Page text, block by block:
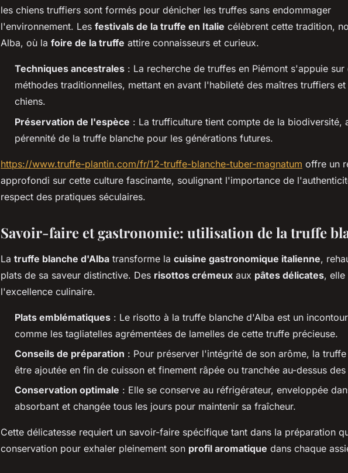
les chiens truffiers sont formés pour dénicher les truffes sans endommager
l'environnement. Les festivals de la truffe en Italie célèbrent cette tradition,
Alba, où la foire de la truffe attire connaisseurs et curieux.
Techniques ancestrales : La recherche de truffes en Piémont s'appuie sur
méthodes traditionnelles, mettant en avant l'habileté des maîtres truffiers
chiens.
Préservation de l'espèce : La trufficulture tient compte de la biodiversité,
pérennité de la truffe blanche pour les générations futures.
https://www.truffe-plantin.com/fr/12-truffe-blanche-tuber-magnatum offre un
approfondi sur cette culture fascinante, soulignant l'importance de
respect des pratiques séculaires.
Savoir-faire et gastronomie: utilisation de la truffe
La truffe blanche d'Alba transforme la cuisine gastronomique italienne,
plats de sa saveur distinctive. Des risottos crémeux aux pâtes délicates, elle
l'excellence culinaire.
Plats emblématiques : Le risotto à la truffe blanche d'Alba est un
comme les tagliatelles agrémentées de lamelles de cette truffe précieuse.
Conseils de préparation : Pour préserver l'intégrité de son arôme, la
être ajoutée en fin de cuisson et finement râpée ou tranchée au-dessus
Conservation optimale : Elle se conserve au réfrigérateur, enveloppée
absorbant et changée tous les jours pour maintenir sa fraîcheur.
Cette délicatesse requiert un savoir-faire spécifique tant dans la préparation
conservation pour exhaler pleinement son profil aromatique dans chaque